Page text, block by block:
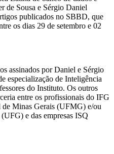
de Sousa e Sérgio Daniel
publicados no SBBD, que
os dias 29 de setembro e 02
assinados por Daniel e Sérgio
especialização de Inteligência
do Instituto. Os outros
entre os profissionais do IFG
de Minas Gerais (UFMG) e/ou
e das empresas ISQ